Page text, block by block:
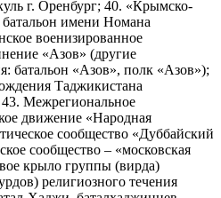
г. Оренбург; 40. «Крымско-
батальон имени Номана
военизированное
«Азов» (другие
батальон «Азов», полк «Азов»);
Таджикистана
Межрегиональное
движение «Народная
сообщество «Дуббайский
сообщество – «московская
крыло группы (вирда)
религиозного течения